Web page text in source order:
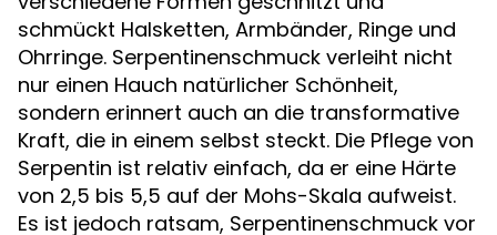
schmückt Halsketten, Armbänder, Ringe und
Ohrringe. Serpentinenschmuck verleiht nicht
nur einen Hauch natürlicher Schönheit,
sondern erinnert auch an die transformative
Kraft, die in einem selbst steckt. Die Pflege von
Serpentin ist relativ einfach, da er eine Härte
von 2,5 bis 5,5 auf der Mohs-Skala aufweist.
Es ist jedoch ratsam, Serpentinenschmuck vor